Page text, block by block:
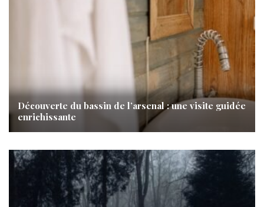
Découverte du bassin de l’arsenal : une visite guidée
enrichissante